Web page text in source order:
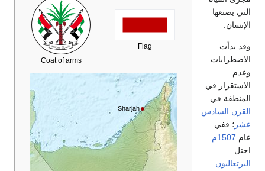
Flag
Coat of arms
Sharjah
التي يصنعها
الإنسان.
وقد بدأت
الاضطرابات
وعدم
الاستقرار في
المنطقة في
القرن السادس
عشر ؛ ففي
عام 1507م
احتل
البرتغاليون